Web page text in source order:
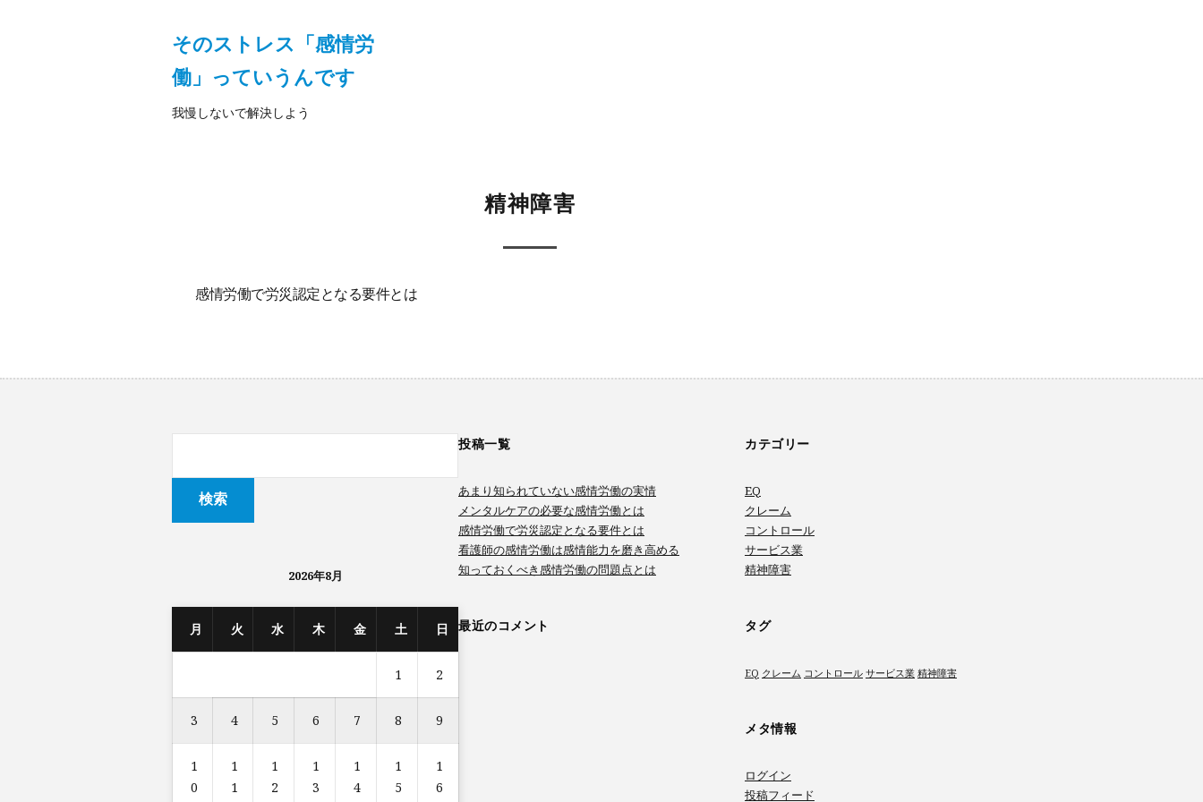
そのストレス「感情労
働」っていうんです
我慢しないで解決しよう
精神障害
感情労働で労災認定となる要件とは
2026年8月
月 火 水 木 金 土 日
1 2
3 4 5 6 7 8 9
1
0
1
1
1
2
1
3
1
4
1
5
1
6
投稿一覧
あまり知られていない感情労働の実情
メンタルケアの必要な感情労働とは
感情労働で労災認定となる要件とは
看護師の感情労働は感情能力を磨き高める
知っておくべき感情労働の問題点とは
最近のコメント
カテゴリー
EQ
クレーム
コントロール
サービス業
精神障害
タグ
EQ クレーム コントロール サービス業 精神障害
メタ情報
ログイン
投稿フィード